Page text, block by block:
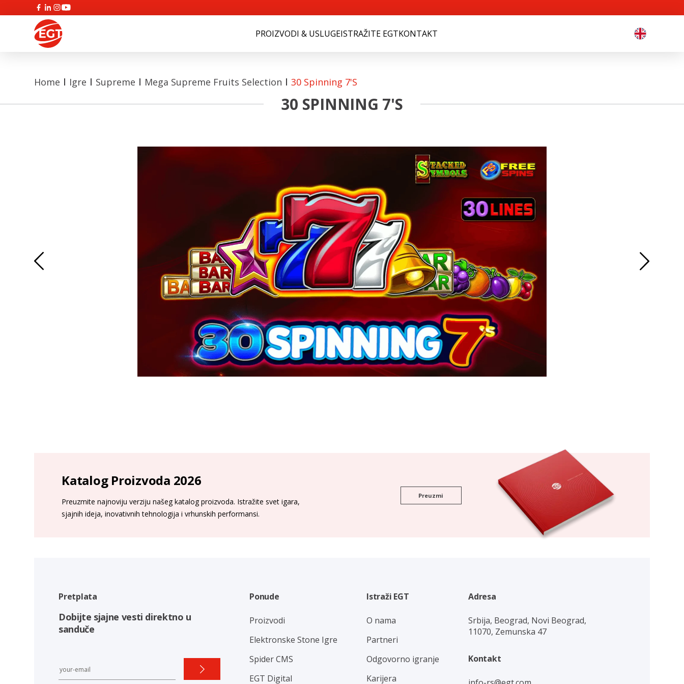
PROIZVODI & USLUGEISTRAŽITE EGTKONTAKT
Home Igre Supreme Mega Supreme Fruits Selection 30 Spinning 7's
30 SPINNING 7'S
Katalog Proizvoda 2026
Preuzmite najnoviju verziju našeg katalog proizvoda. Istražite svet igara,
sjajnih ideja, inovativnih tehnologija i vrhunskih performansi.
Preuzmi
Pretplata
Dobijte sjajne vesti direktno u
sanduče
Ponude
Proizvodi
Elektronske Stone Igre
Spider CMS
EGT Digital
Istraži EGT
O nama
Partneri
Odgovorno igranje
Karijera
Adresa
Srbija, Beograd, Novi Beograd,
11070, Zemunska 47
Kontakt